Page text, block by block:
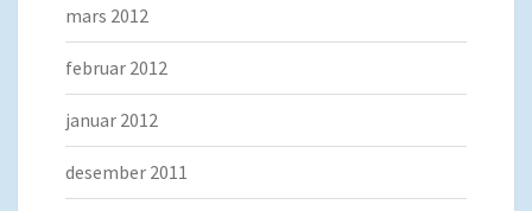
mars 2012
februar 2012
januar 2012
desember 2011